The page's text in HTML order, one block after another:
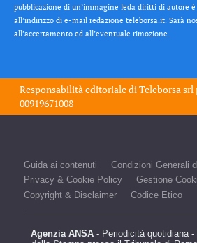
pubblicazione di un’immagine leda diritti di autore
all’indirizzo di e-mail redazione teleborsa.it. Sarà
all’accertamento ed all’eventuale rimozione.
Responsabilità editoriale diTeleborsa srl
00919671008
Guida ai contenuti Condizioni Generali
Privacy & Cookie Policy
Gestione
Copyright & Disclaimer
Codice Etico
Agenzia ANSA - Periodicità quotidiana